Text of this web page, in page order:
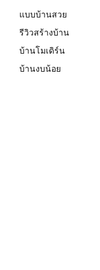
แบบบ้านสวย
รีวิวสร้างบ้าน
บ้านโมเดิร์น
บ้านงบน้อย